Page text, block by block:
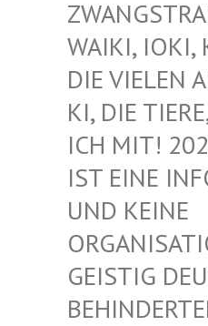
AIKI, IOKI,
IE VIELEN
I, DIE TIERE,
CH MIT!
ST EINE
ND KEINE O
EISTIG